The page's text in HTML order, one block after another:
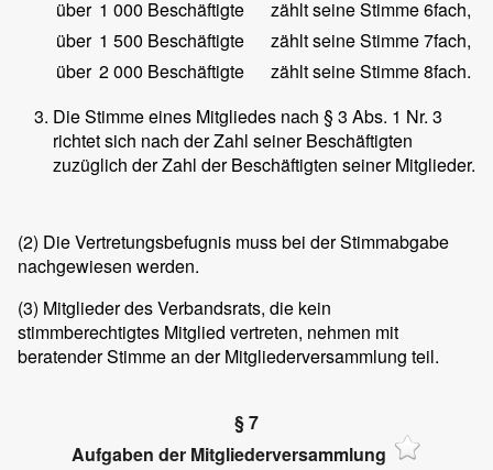
über 1 000 Beschäftigte
zählt seine Stimme 6fach,
über 1 500 Beschäftigte
zählt seine Stimme 7fach,
über 2 000 Beschäftigte
zählt seine Stimme 8fach.
Die Stimme eines Mitgliedes nach § 3 Abs. 1 Nr. 3
richtet sich nach der Zahl seiner Beschäftigten
zuzüglich der Zahl der Beschäftigten seiner Mitglieder.
(2) Die Vertretungsbefugnis muss bei der Stimmabgabe
nachgewiesen werden.
(3) Mitglieder des Verbandsrats, die kein
stimmberechtigtes Mitglied vertreten, nehmen mit
beratender Stimme an der Mitgliederversammlung teil.
§ 7
Aufgaben der Mitgliederversammlung